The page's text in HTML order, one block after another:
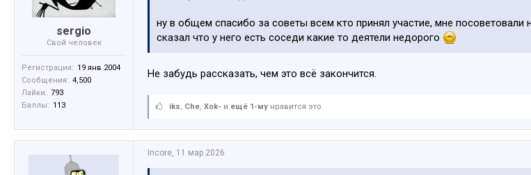
sergio
Свой человек
Регистрация: 19 янв 2004
Сообщения: 4,500
Лайки: 793
Баллы: 113
ну в общем спасибо за советы всем кто принял участие, мне посоветовали
сказал что у него есть соседи какие то деятели недорого
Не забудь рассказать, чем это всё закончится.
iks, Che, Xok- и ещё 1-му нравится это.
Incore, 11 мар 2026